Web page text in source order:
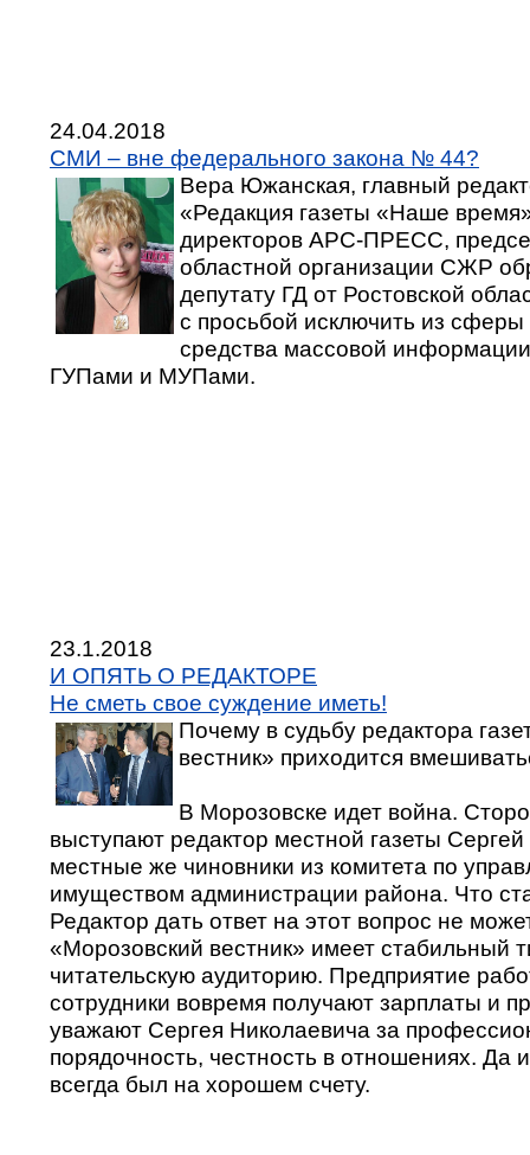
24.04.2018
СМИ – вне федерального закона № 44?
Вера Южанская, главный
«Редакция газеты «Наше
директоров АРС-ПРЕСС,
областной организации СЖР
депутату ГД от Ростовской
с просьбой исключить из
средства массовой
ГУПами и МУПами.
23.1.2018
И ОПЯТЬ О РЕДАКТОРЕ
Не сметь свое суждение иметь!
Почему в судьбу редактора
вестник» приходится
В Морозовске идет война.
выступают редактор местной газеты
местные же чиновники из комитета по
имуществом администрации района. Что
Редактор дать ответ на этот вопрос не
«Морозовский вестник» имеет стабильный
читательскую аудиторию. Предприятие
сотрудники вовремя получают зарплаты и
уважают Сергея Николаевича за
порядочность, честность в отношениях. Да
всегда был на хорошем счету.